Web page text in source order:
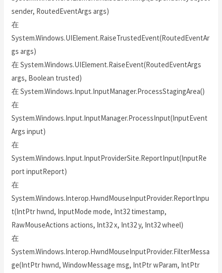
sender, RoutedEventArgs args)
在
System.Windows.UIElement.RaiseTrustedEvent(RoutedEventAr
gs args)
在 System.Windows.UIElement.RaiseEvent(RoutedEventArgs
args, Boolean trusted)
在 System.Windows.Input.InputManager.ProcessStagingArea()
在
System.Windows.Input.InputManager.ProcessInput(InputEvent
Args input)
在
System.Windows.Input.InputProviderSite.ReportInput(InputRe
port inputReport)
在
System.Windows.Interop.HwndMouseInputProvider.ReportInpu
t(IntPtr hwnd, InputMode mode, Int32 timestamp,
RawMouseActions actions, Int32 x, Int32 y, Int32 wheel)
在
System.Windows.Interop.HwndMouseInputProvider.FilterMessa
ge(IntPtr hwnd, WindowMessage msg, IntPtr wParam, IntPtr